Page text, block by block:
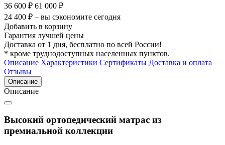
36 600 ₽ 61 000 ₽
24 400 ₽ – вы сэкономите сегодня
Добавить в корзину
Гарантия лучшей цены
Доставка от 1 дня, бесплатно по всей России!
* кроме труднодоступных населенных пунктов.
Описание Характеристики Сертификаты Доставка и оплата
Отзывы
Описание
Описание
Высокий ортопедический матрас из
премиальной коллекции